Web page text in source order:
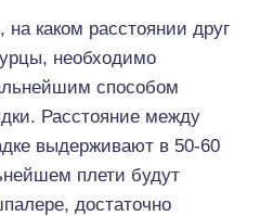
каком расстоянии друг
необходимо
способом
Расстояние между
выдерживают в 50-60
плети будут
достаточно